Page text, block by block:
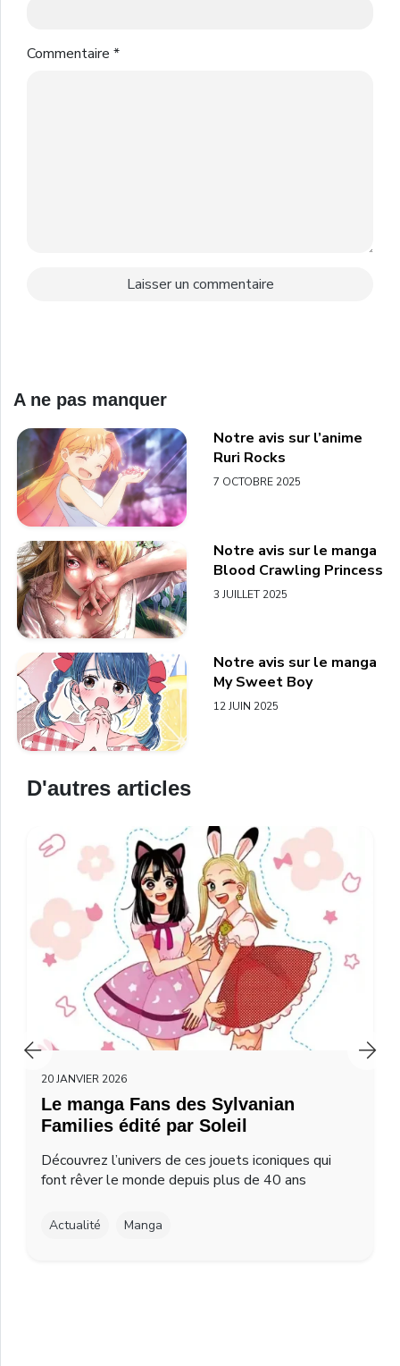
Commentaire *
A ne pas manquer
Notre avis sur l’anime
Ruri Rocks
7 OCTOBRE 2025
Notre avis sur le manga
Blood Crawling Princess
3 JUILLET 2025
Notre avis sur le manga
My Sweet Boy
12 JUIN 2025
D'autres articles
20 JANVIER 2026
Le manga Fans des Sylvanian
Families édité par Soleil
Découvrez l’univers de ces jouets iconiques qui
font rêver le monde depuis plus de 40 ans
Actualité Manga